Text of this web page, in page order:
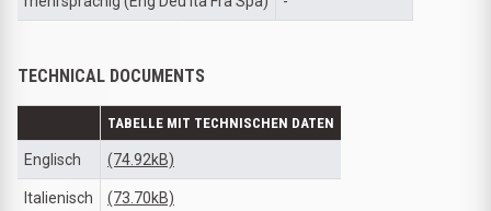
TECHNICAL DOCUMENTS
TABELLE MIT TECHNISCHEN DATEN
Englisch (74.92kB)
Italienisch (73.70kB)